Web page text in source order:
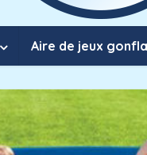
Aire de jeux